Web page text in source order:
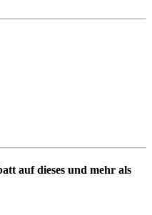
auf dieses und mehr als